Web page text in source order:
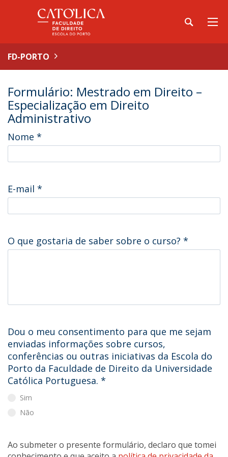
FD-PORTO
Formulário: Mestrado em Direito –
Especialização em Direito
Administrativo
Nome *
E-mail *
O que gostaria de saber sobre o curso? *
Dou o meu consentimento para que me sejam
enviadas informações sobre cursos,
conferências ou outras iniciativas da Escola do
Porto da Faculdade de Direito da Universidade
Católica Portuguesa. *
Sim
Não
Ao submeter o presente formulário, declaro que tomei